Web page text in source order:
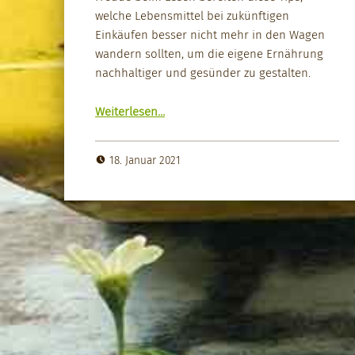
welche Lebens­mit­tel bei zukün­fti­gen
Einkäufen bess­er nicht mehr in den Wagen
wan­dern soll­ten, um die eigene Ernährung
nach­haltiger und gesün­der zu gestal­ten.
Weit­er­lesen…
18. Januar 2021